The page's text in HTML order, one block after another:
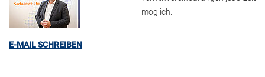
E-MAIL SCHREIBEN
möglich.